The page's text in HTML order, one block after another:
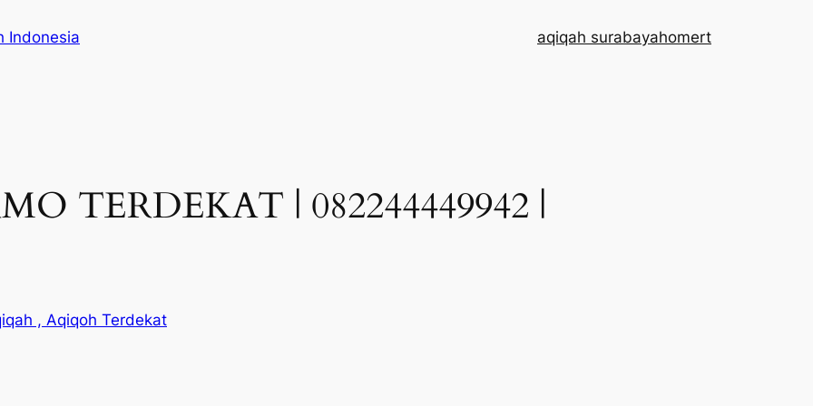
Indonesia aqiqah surabayahomert
TERDEKAT | 082244449942 |
, Aqiqoh Terdekat